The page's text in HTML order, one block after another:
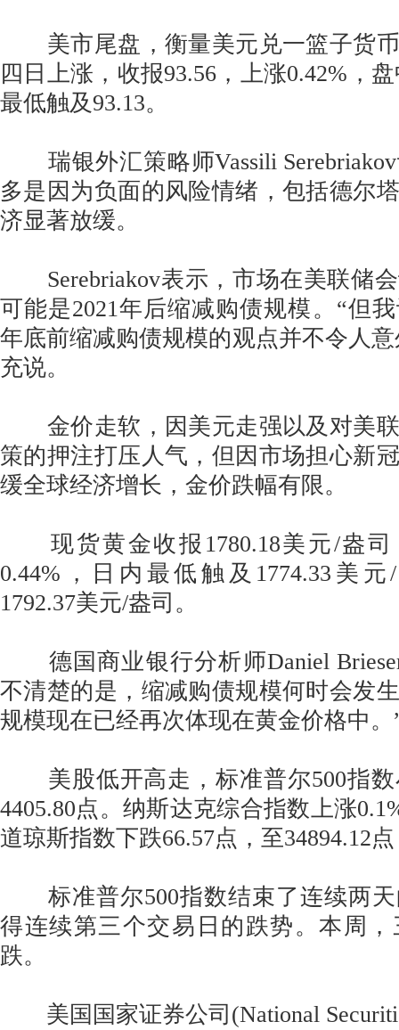
美市尾盘，衡量美元兑一篮子货币
四日上涨，收报93.56，上涨0.42%，
最低触及93.13。
瑞银外汇策略师Vassili
多是因为负面的风险情绪，包括德尔
济显著放缓。
Serebriakov表示，市场在美联储
可能是2021年后缩减购债规模。“但
年底前缩减购债规模的观点并不令人意
充说。
金价走软，因美元走强以及对美联
策的押注打压人气，但因市场担心新
缓全球经济增长，金价跌幅有限。
现货黄金收报1780.18美元/盎司
0.44%，日内最低触及1774.33美
1792.37美元/盎司。
德国商业银行分析师Daniel
不清楚的是，缩减购债规模何时会发
规模现在已经再次体现在黄金价格中。
美股低开高走，标准普尔500指数
4405.80点。纳斯达克综合指数上涨
道琼斯指数下跌66.57点，至34894.12
标准普尔500指数结束了连续两天
得连续第三个交易日的跌势。本周
跌。
美国国家证券公司(National